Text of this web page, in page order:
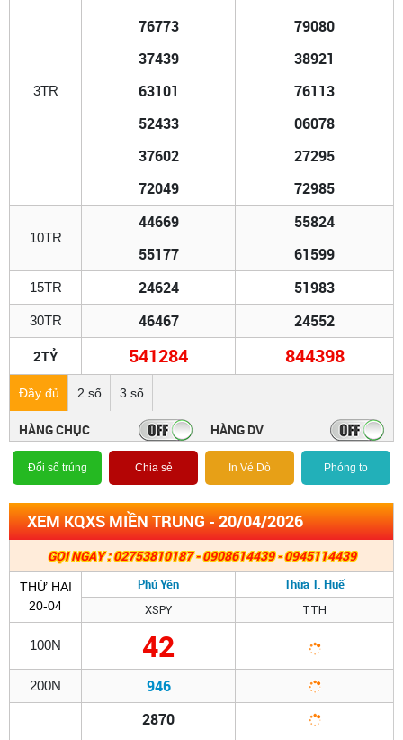
3TR
76773
37439
63101
52433
37602
72049
79080
38921
76113
06078
27295
72985
10TR
44669
55177
55824
61599
15TR 24624 51983
30TR 46467 24552
2TỶ 541284 844398
Đầy đủ 2 số 3 số
HÀNG CHỤC HÀNG DV
Đổi số trúng Chia sẻ In Vé Dò Phóng to
XEM KQXS MIỀN TRUNG - 20/04/2026
GỌI NGAY : 02753810187 - 0908614439 - 0945114439
THỨ HAI
20-04
Phú Yên Thừa T. Huế
XSPY TTH
100N 42
200N 946
2870